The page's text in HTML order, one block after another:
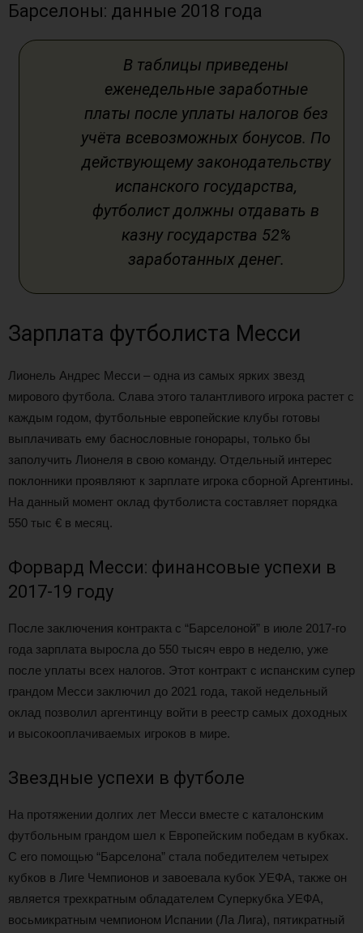
Барселоны: данные 2018 года
В таблицы приведены
еженедельные заработные
платы после уплаты налогов без
учёта всевозможных бонусов. По
действующему законодательству
испанского государства,
футболист должны отдавать в
казну государства 52%
заработанных денег.
Зарплата футболиста Месси
Лионель Андрес Месси – одна из самых ярких звезд
мирового футбола. Слава этого талантливого игрока растет с
каждым годом, футбольные европейские клубы готовы
выплачивать ему баснословные гонорары, только бы
заполучить Лионеля в свою команду. Отдельный интерес
поклонники проявляют к зарплате игрока сборной Аргентины.
На данный момент оклад футболиста составляет порядка
550 тыс € в месяц.
Форвард Месси: финансовые успехи в
2017-19 году
После заключения контракта с “Барселоной” в июле 2017-го
года зарплата выросла до 550 тысяч евро в неделю, уже
после уплаты всех налогов. Этот контракт с испанским супер
грандом Месси заключил до 2021 года, такой недельный
оклад позволил аргентинцу войти в реестр самых доходных
и высокооплачиваемых игроков в мире.
Звездные успехи в футболе
На протяжении долгих лет Месси вместе с каталонским
футбольным грандом шел к Европейским победам в кубках.
С его помощью “Барселона” стала победителем четырех
кубков в Лиге Чемпионов и завоевала кубок УЕФА, также он
является трехкратным обладателем Суперкубка УЕФА,
восьмикратным чемпионом Испании (Ла Лига), пятикратный